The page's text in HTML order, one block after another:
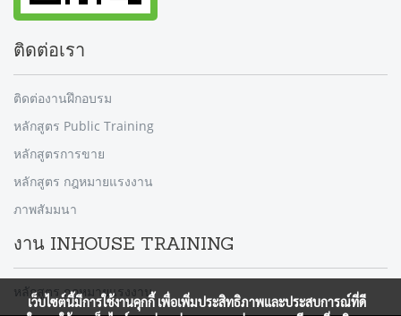
ติดต่อเรา
ติดต่องานฝึกอบรม
หลักสูตร Public Training
หลักสูตรการขาย
หลักสูตร กฎหมายแรงงาน
ภาพสัมมนา
งาน INHOUSE TRAINING
หลักสูตร กฎหมายแรงงาน
เว็บไซต์นี้มีการใช้งานคุกกี้ เพื่อเพิ่มประสิทธิภาพและประสบการณ์ที่ดี